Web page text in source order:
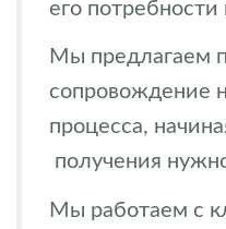
его
Мы предлагаем
сопровождение
процесса,
получения
Мы работаем с